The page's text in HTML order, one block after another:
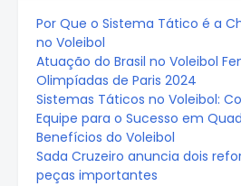
Por Que o Sistema Tático é a
no Voleibol
Atuação do Brasil no Voleibol
Olimpíadas de Paris 2024
Sistemas Táticos no Voleibol:
Equipe para o Sucesso em
Benefícios do Voleibol
Sada Cruzeiro anuncia dois
peças importantes